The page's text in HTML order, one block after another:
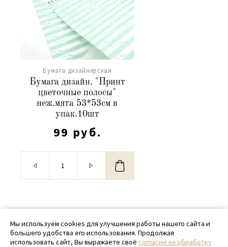
Бумага дизайнерская
Бумага дизайн. "Принт
цветочные полосы"
неж.мята 53*53см в
упак.10шт
99 руб.
© 2020 - 2026 SamPack
+ 7 (918) 699-97-87
Мы используем cookies для улучшения работы нашего сайта и
большего удобства его использования. Продолжая
использовать сайт, Вы выражаете своё согласие на обработку